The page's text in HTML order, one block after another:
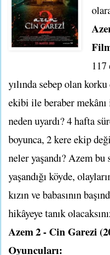
117
yılında sebep olan
ekibi ile beraber
neden uyardı? 4 hafta
boyunca, 2 kere ekip
neler yaşandı? Azem bu
yaşandığı köyde,
kızın ve babasının
hikâyeye tanık
Azem 2 - Cin Garezi
Oyuncuları: